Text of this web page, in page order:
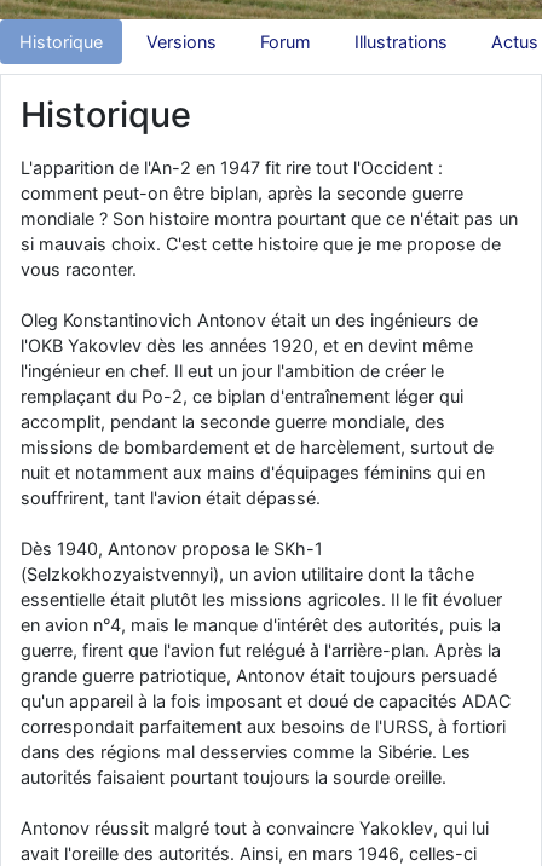
d9pouces : Joyeux Noël à tous !
d9pouces: mais tu peux tenter l'un des rares lycées militaires
d9pouces: C'est plutôt après le lycée, voire après une prépa
yaellerigolow: bonjour a tous je suis un élève de première
passionnée par l'aviation militaire , pourrais je savoir que faire après
le lycée pour s'orienter et pouvoir devenir officier de l'armée de l'air?
d9pouces: lesquels, par exemple ?
mahmoud: bonsoir, très instructif ce site .mais nous aimerions avoir
les photo des anciens appareils de l'armée de l'air de la haute -volta
d9pouces: Ça me casse quand même bien les pieds, j’avoue
jericho : Pour moi tout est à nouveau OK dirait-on… Merci à toi.
d9pouces : En espérant n’avoir coupé les accessoires de personne
au passage !
d9pouces: j'ai trouvé un palliatif un peu violent, mais ça devrait aller
d9pouces: cette fois, c'est le Brésil et Singapour qui mettent le site
par terre
jericho: Ah ben je peux te confirmer que j'étais resté dans le filtre…
d9pouces : Désolé ! Mon filtrage a été un peu trop violent
manifestement
tout voir
Historique Versions Forum Illustrations Actus
Historique
L'apparition de l'An-2 en 1947 fit rire tout l'Occident :
comment peut-on être biplan, après la seconde guerre
mondiale ? Son histoire montra pourtant que ce n'était pas un
si mauvais choix. C'est cette histoire que je me propose de
vous raconter.
Oleg Konstantinovich Antonov était un des ingénieurs de
l'OKB Yakovlev dès les années 1920, et en devint même
l'ingénieur en chef. Il eut un jour l'ambition de créer le
remplaçant du Po-2, ce biplan d'entraînement léger qui
accomplit, pendant la seconde guerre mondiale, des
missions de bombardement et de harcèlement, surtout de
nuit et notamment aux mains d'équipages féminins qui en
souffrirent, tant l'avion était dépassé.
Dès 1940, Antonov proposa le SKh-1
(Selzkokhozyaistvennyi), un avion utilitaire dont la tâche
essentielle était plutôt les missions agricoles. Il le fit évoluer
en avion n°4, mais le manque d'intérêt des autorités, puis la
guerre, firent que l'avion fut relégué à l'arrière-plan. Après la
grande guerre patriotique, Antonov était toujours persuadé
qu'un appareil à la fois imposant et doué de capacités ADAC
correspondait parfaitement aux besoins de l'URSS, à fortiori
dans des régions mal desservies comme la Sibérie. Les
autorités faisaient pourtant toujours la sourde oreille.
Antonov réussit malgré tout à convaincre Yakoklev, qui lui
avait l'oreille des autorités. Ainsi, en mars 1946, celles-ci